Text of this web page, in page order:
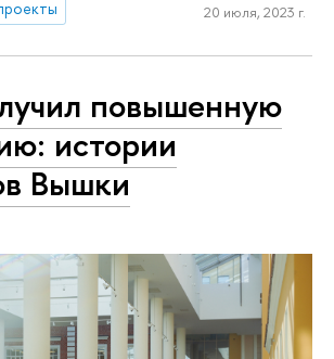
20 июля, 2023 г.
повышенную
истории
Вышки